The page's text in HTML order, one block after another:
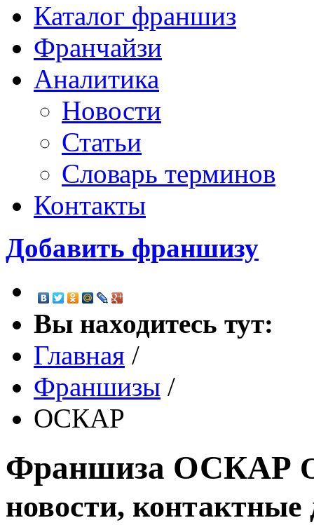
Каталог франшиз
Франчайзи
Аналитика
Новости
Статьи
Словарь терминов
Контакты
Добавить франшизу
Вы находитесь тут:
Главная /
Франшизы /
ОСКАР
Франшиза ОСКАР
новости,